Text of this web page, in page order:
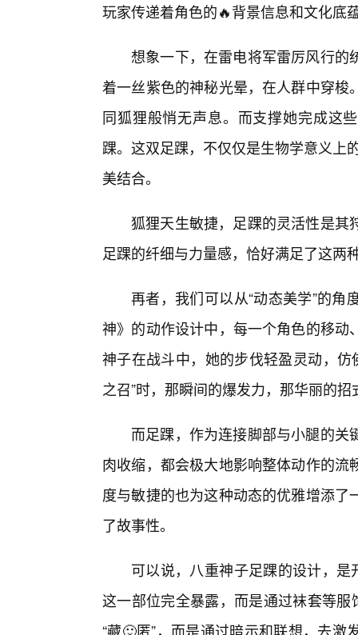
玩家传递着角色的🔥背景信息和文化底
想象一下，在雷电将军雷厉风行的
着一丝紫色的神秘光晕，在人群中穿
同狐狸般悄无声息。而支撑她完成这
踝。这双足踝，不仅仅是生物学意义上
美结合。
狐狸天生敏捷，足踝的灵活性是
足踝的纤细与力量感，恰好满足了这两
再者，我们可以从“动态美学”的
神》的动作设计中，每一个角色的移
神子在战斗中，她的步伐轻盈灵动，
之召”时，那瞬间的爆发力，那华丽的
而足踝，作为连接脚部与小腿的
肉收缩，都会极大地影响整体动作的
度与敏捷的也为这种动态的优雅增添
了故事性。
可以说，八重神子足踝的设计，是
这一部位完全暴露，而是通过袜套等
“藏🙂匿”，而是通过暗示和联想，去